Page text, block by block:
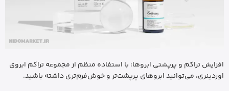
افزایش تراکم و پرپشتی ابروها: با استفاده منظم از مجموعه تراکم ابروی
اوردینری، می‌توانید ابروهای پرپشت‌تر و خوش‌فرم‌تری داشته باشید.